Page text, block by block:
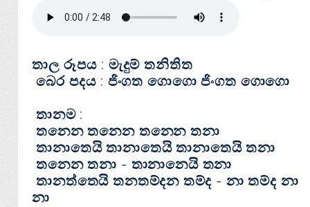
තාල රූපය : මැදුම් තනිතිත
බෙර පදය : ජිංගත ගොගො ජිංගත ගොගො
තානම :
තනෙන තනෙන තනෙන තනා
තානාතෙයි තානාතෙයි තානාතෙයි තනා
තනෙන තනා - තානානෙයි තනා
තානත්තෙයි තනතම්දන තම්ද - නා තම්ද නා
නා